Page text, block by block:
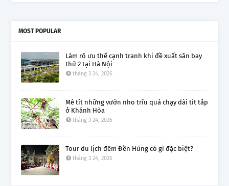
MOST POPULAR
Làm rõ ưu thế cạnh tranh khi đề xuất sân bay
thứ 2 tại Hà Nội
tháng 3 24, 2026
Mê tít những vườn nho trĩu quả chạy dài tít tắp
ở Khánh Hòa
tháng 3 24, 2026
Tour du lịch đêm Đền Hùng có gì đặc biệt?
tháng 3 24, 2026